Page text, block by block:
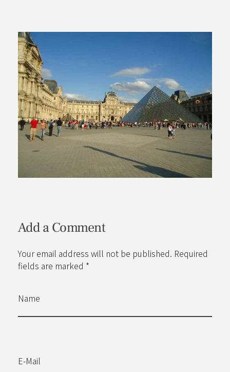
Add a Comment
Your email address will not be published. Required
fields are marked *
Name
E-Mail